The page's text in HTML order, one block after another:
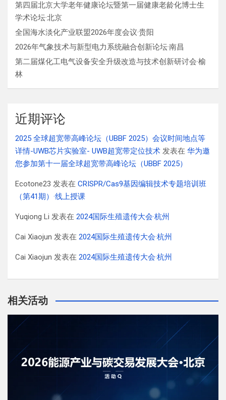
第四届北京大学老年健康论坛暨第一届健康老龄化博士生
学术论坛·北京
全国海水淡化产业联盟2026年度会议·贵阳
2026年气象技术与新型电力系统融合创新论坛·南昌
第二届煤化工电气设备安全升级改造与技术创新研讨会·榆
林
近期评论
2025 全球超宽带高峰论坛（UBBF 2025）会议时间地点等
详情-UWB芯片实验室- UWB超宽带定位技术 发表在 华为邀
您参加第十一届全球超宽带高峰论坛（UBBF 2025）
Ecotone23 发表在 CRISPR/Cas9基因编辑技术专题培训班
（第41期）·线上授课
Yuqiong Li 发表在 2024国际生殖遗传大会·杭州
Cai Xiaojun 发表在 2024国际生殖遗传大会·杭州
Cai Xiaojun 发表在 2024国际生殖遗传大会·杭州
相关活动